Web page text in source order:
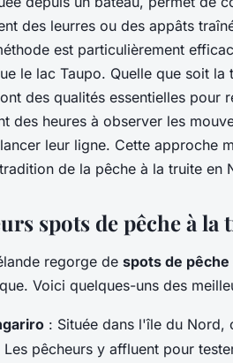
des leurres ou des appâts
est particulièrement
le lac Taupo. Quelle que soit
des qualités essentielles pour
des heures à observer les
leur ligne. Cette approche
de la pêche à la truite en
spots de pêche à la
regorge de spots de pêche
Voici quelques-uns des
: Située dans l'île du Nord,
pêcheurs y affluent pour